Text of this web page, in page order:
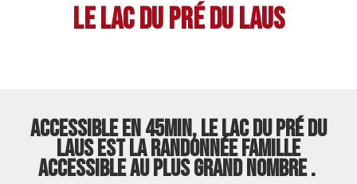
Le lac du Pré du Laus
Accessible en 45min, le lac du Pré du
Laus est LA randonnée famille
accessible au plus grand nombre .